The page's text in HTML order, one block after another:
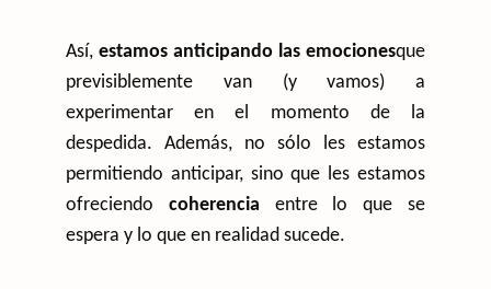
Así, estamos anticipando las emocionesque
previsiblemente van (y vamos) a
experimentar en el momento de la
despedida. Además, no sólo les estamos
permitiendo anticipar, sino que les estamos
ofreciendo coherencia entre lo que se
espera y lo que en realidad sucede.